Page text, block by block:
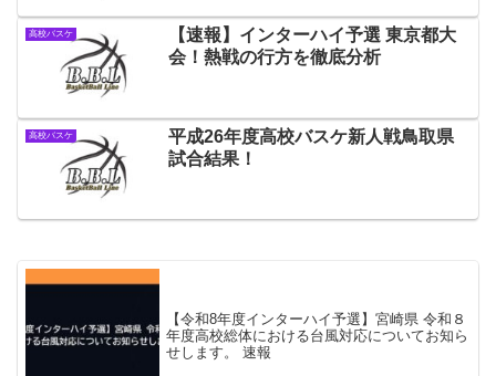
高校バスケ
【速報】インターハイ予選 東京都大
会！熱戦の行方を徹底分析
高校バスケ
平成26年度高校バスケ新人戦鳥取県
試合結果！
【令和8年度インターハイ予選】宮崎県 令和８
年度高校総体における台風対応についてお知ら
せします。 速報